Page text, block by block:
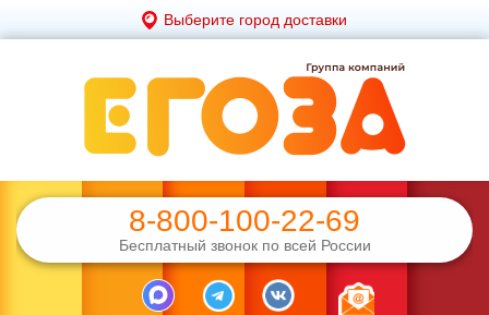
Выберите город доставки
8-800-100-22-69
Бесплатный звонок по всей России